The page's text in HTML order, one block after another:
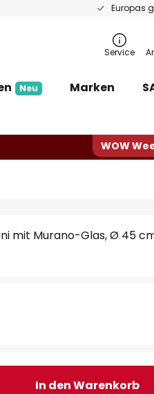
Europas
Service
Neu Marken
WOW
mit Murano-Glas, Ø 45
In den Warenkorb